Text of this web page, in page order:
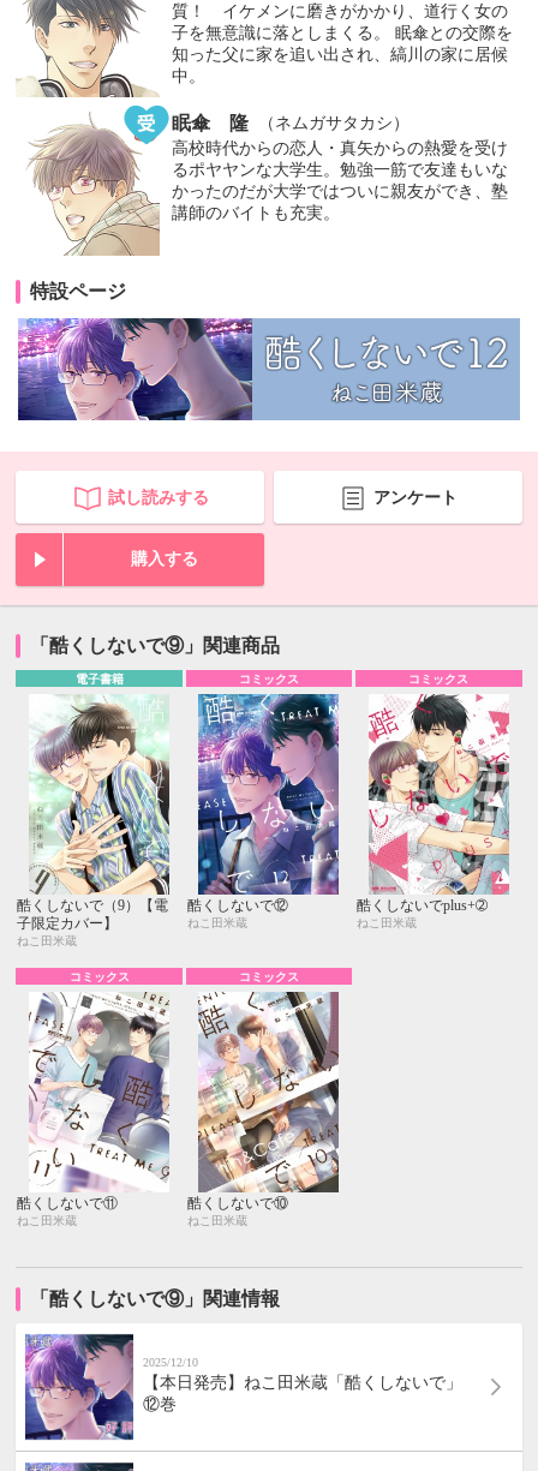
質！ イケメンに磨きがかかり、道行く女の
子を無意識に落としまくる。 眠傘との交際を
知った父に家を追い出され、縞川の家に居候
中。
眠傘 隆
（ネムガサタカシ）
高校時代からの恋人・真矢からの熱愛を受け
るポヤヤンな大学生。勉強一筋で友達もいな
かったのだが大学ではついに親友ができ、塾
講師のバイトも充実。
特設ページ
試し読みする アンケート
購入する
「酷くしないで⑨」関連商品
電子書籍
酷くしないで（9）【電
子限定カバー】
ねこ田米蔵
コミックス
酷くしないで⑫
ねこ田米蔵
コミックス
酷くしないでplus+➁
ねこ田米蔵
コミックス
酷くしないで⑪
ねこ田米蔵
コミックス
酷くしないで⑩
ねこ田米蔵
「酷くしないで⑨」関連情報
2025/12/10
【本日発売】ねこ田米蔵「酷くしないで」
⑫巻